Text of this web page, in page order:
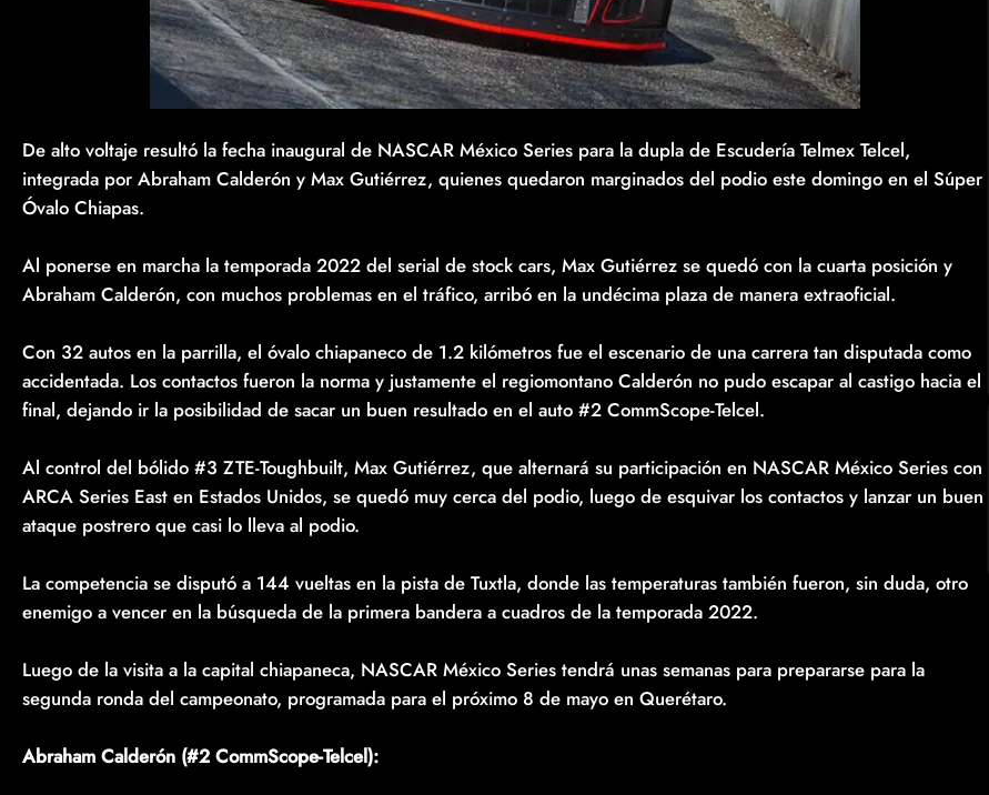
De alto voltaje resultó la fecha inaugural de NASCAR México Series para la dupla de Escudería Telmex Telcel,
integrada por Abraham Calderón y Max Gutiérrez, quienes quedaron marginados del podio este domingo en el Súper
Óvalo Chiapas.
Al ponerse en marcha la temporada 2022 del serial de stock cars, Max Gutiérrez se quedó con la cuarta posición y
Abraham Calderón, con muchos problemas en el tráfico, arribó en la undécima plaza de manera extraoficial.
Con 32 autos en la parrilla, el óvalo chiapaneco de 1.2 kilómetros fue el escenario de una carrera tan disputada como
accidentada. Los contactos fueron la norma y justamente el regiomontano Calderón no pudo escapar al castigo hacia el
final, dejando ir la posibilidad de sacar un buen resultado en el auto #2 CommScope-Telcel.
Al control del bólido #3 ZTE-Toughbuilt, Max Gutiérrez, que alternará su participación en NASCAR México Series con
ARCA Series East en Estados Unidos, se quedó muy cerca del podio, luego de esquivar los contactos y lanzar un buen
ataque postrero que casi lo lleva al podio.
La competencia se disputó a 144 vueltas en la pista de Tuxtla, donde las temperaturas también fueron, sin duda, otro
enemigo a vencer en la búsqueda de la primera bandera a cuadros de la temporada 2022.
Luego de la visita a la capital chiapaneca, NASCAR México Series tendrá unas semanas para prepararse para la
segunda ronda del campeonato, programada para el próximo 8 de mayo en Querétaro.
Abraham Calderón (#2 CommScope-Telcel):